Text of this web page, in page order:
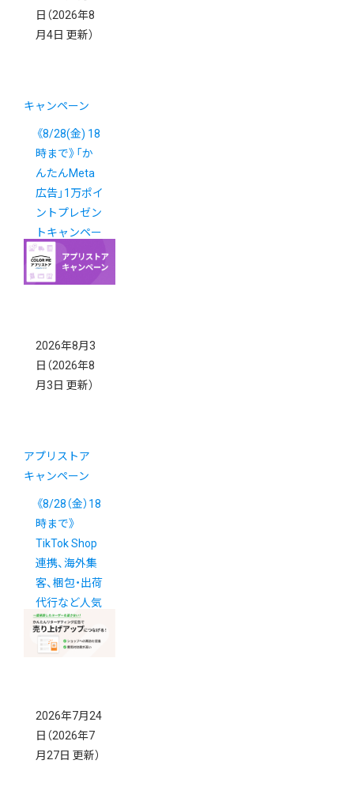
日 （2026年8
月4日 更新）
キャンペーン
《8/28(金) 18
時まで》「か
んたんMeta
広告」1万ポイ
ントプレゼン
トキャンペー
ン New!
2026年8月3
日 （2026年8
月3日 更新）
アプリストア
キャンペーン
《8/28（金）18
時まで》
TikTok Shop
連携、海外集
客、梱包・出荷
代行など人気
アプリがお
得！New!
2026年7月24
日 （2026年7
月27日 更新）